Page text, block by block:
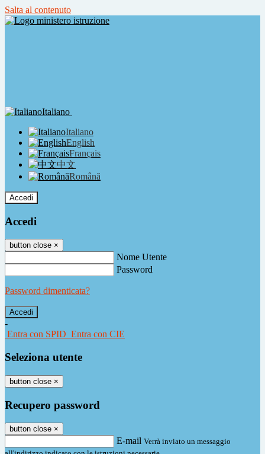
Salta al contenuto
Italiano
Italiano
English
Français
中文
Română
Accedi
Accedi
button close ×
Nome Utente
Password
Password dimenticata?
-
Entra con SPID Entra con CIE
Seleziona utente
button close ×
Recupero password
button close ×
E-mail Verrà inviato un messaggio